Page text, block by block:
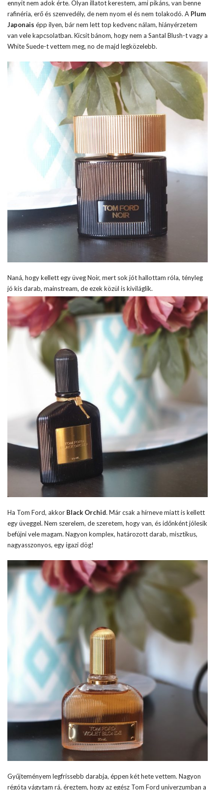
ennyit nem adok érte. Olyan illatot kerestem, ami pikáns, van benne
rafinéria, erő és szenvedély, de nem nyom el és nem tolakodó. A Plum
Japonais épp ilyen, bár nem lett top kedvenc nálam, hiányérzetem
van vele kapcsolatban. Kicsit bánom, hogy nem a Santal Blush-t vagy a
White Suede-t vettem meg, no de majd legközelebb.
Naná, hogy kellett egy üveg Noir, mert sok jót hallottam róla, tényleg
jó kis darab, mainstream, de ezek közül is kiviláglik.
Ha Tom Ford, akkor Black Orchid. Már csak a hírneve miatt is kellett
egy üveggel. Nem szerelem, de szeretem, hogy van, és időnként jólesik
befújni vele magam. Nagyon komplex, határozott darab, misztikus,
nagyasszonyos, egy igazi dög!
Gyűjteményem legfrissebb darabja, éppen két hete vettem. Nagyon
régóta vágytam rá, éreztem, hogy az egész Tom Ford univerzumban a